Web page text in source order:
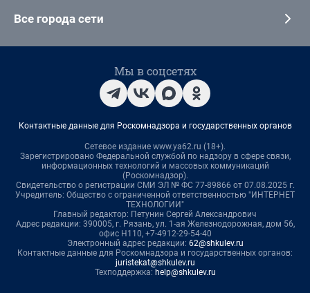
Все города сети
Мы в соцсетях
Контактные данные для Роскомнадзора и государственных органов
Сетевое издание www.ya62.ru (18+).
Зарегистрировано Федеральной службой по надзору в сфере связи,
информационных технологий и массовых коммуникаций
(Роскомнадзор).
Свидетельство о регистрации СМИ ЭЛ № ФС 77-89866 от 07.08.2025 г.
Учредитель: Общество с ограниченной ответственностью "ИНТЕРНЕТ
ТЕХНОЛОГИИ"
Главный редактор: Петунин Сергей Александрович
Адрес редакции: 390005, г. Рязань, ул. 1-ая Железнодорожная, дом 56,
офис Н110, +7-4912-29-54-40
Электронный адрес редакции: 62@shkulev.ru
Контактные данные для Роскомнадзора и государственных органов:
juristekat@shkulev.ru
Техподдержка: help@shkulev.ru